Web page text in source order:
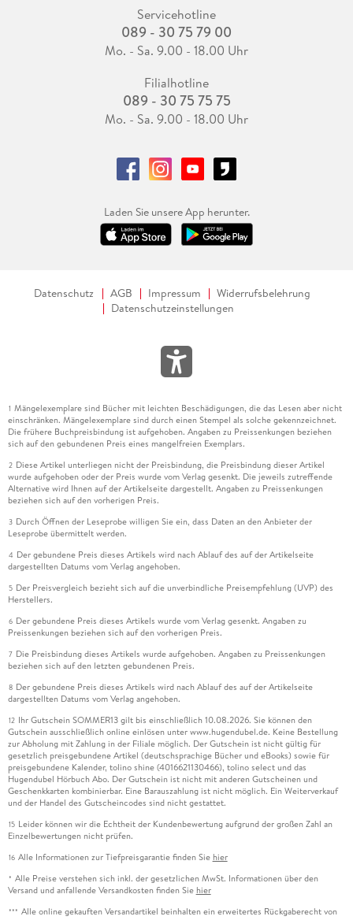
Servicehotline
089 - 30 75 79 00
Mo. - Sa. 9.00 - 18.00 Uhr
Filialhotline
089 - 30 75 75 75
Mo. - Sa. 9.00 - 18.00 Uhr
Laden Sie unsere App herunter.
Datenschutz AGB Impressum
Widerrufsbelehrung
Datenschutzeinstellungen
1 Mängelexemplare sind Bücher mit leichten Beschädigungen, die das Lesen aber nicht
einschränken. Mängelexemplare sind durch einen Stempel als solche gekennzeichnet.
Die frühere Buchpreisbindung ist aufgehoben. Angaben zu Preissenkungen beziehen
sich auf den gebundenen Preis eines mangelfreien Exemplars.
2 Diese Artikel unterliegen nicht der Preisbindung, die Preisbindung dieser Artikel
wurde aufgehoben oder der Preis wurde vom Verlag gesenkt. Die jeweils zutreffende
Alternative wird Ihnen auf der Artikelseite dargestellt. Angaben zu Preissenkungen
beziehen sich auf den vorherigen Preis.
3 Durch Öffnen der Leseprobe willigen Sie ein, dass Daten an den Anbieter der
Leseprobe übermittelt werden.
4 Der gebundene Preis dieses Artikels wird nach Ablauf des auf der Artikelseite
dargestellten Datums vom Verlag angehoben.
5 Der Preisvergleich bezieht sich auf die unverbindliche Preisempfehlung (UVP) des
Herstellers.
6 Der gebundene Preis dieses Artikels wurde vom Verlag gesenkt. Angaben zu
Preissenkungen beziehen sich auf den vorherigen Preis.
7 Die Preisbindung dieses Artikels wurde aufgehoben. Angaben zu Preissenkungen
beziehen sich auf den letzten gebundenen Preis.
8 Der gebundene Preis dieses Artikels wird nach Ablauf des auf der Artikelseite
dargestellten Datums vom Verlag angehoben.
12 Ihr Gutschein SOMMER13 gilt bis einschließlich 10.08.2026. Sie können den
Gutschein ausschließlich online einlösen unter www.hugendubel.de. Keine Bestellung
zur Abholung mit Zahlung in der Filiale möglich. Der Gutschein ist nicht gültig für
gesetzlich preisgebundene Artikel (deutschsprachige Bücher und eBooks) sowie für
preisgebundene Kalender, tolino shine (4016621130466), tolino select und das
Hugendubel Hörbuch Abo. Der Gutschein ist nicht mit anderen Gutscheinen und
Geschenkkarten kombinierbar. Eine Barauszahlung ist nicht möglich. Ein Weiterverkauf
und der Handel des Gutscheincodes sind nicht gestattet.
15 Leider können wir die Echtheit der Kundenbewertung aufgrund der großen Zahl an
Einzelbewertungen nicht prüfen.
16 Alle Informationen zur Tiefpreisgarantie finden Sie hier
* Alle Preise verstehen sich inkl. der gesetzlichen MwSt. Informationen über den
Versand und anfallende Versandkosten finden Sie hier
*** Alle online gekauften Versandartikel beinhalten ein erweitertes Rückgaberecht von